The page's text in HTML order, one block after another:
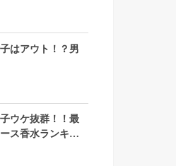
はアウト！？男
子ウケ抜群！！最
ス香水ランキン